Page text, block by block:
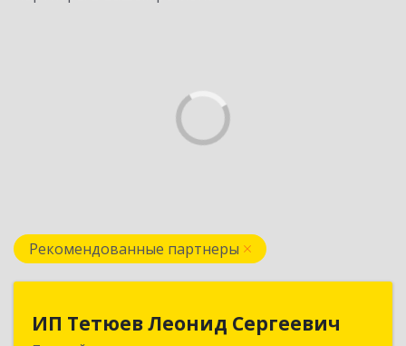
Рекомендованные партнеры
ИП Тетюев Леонид Сергеевич